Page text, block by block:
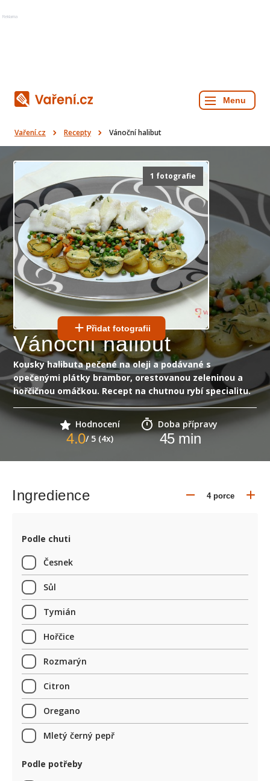
Reklama
Vaření.cz Recepty Vánoční halibut
1 fotografie
Přidat fotografii
Vánoční halibut
Kousky halibuta pečené na oleji a podávané s
opečenými plátky brambor, orestovanou zeleninou a
hořčičnou omáčkou. Recept na chutnou rybí specialitu.
Hodnocení
4.0/ 5 (4x)
Doba přípravy
45min
Ingredience
Podle chuti
Česnek
Sůl
Tymián
Hořčice
Rozmarýn
Citron
Oregano
Mletý černý pepř
Podle potřeby